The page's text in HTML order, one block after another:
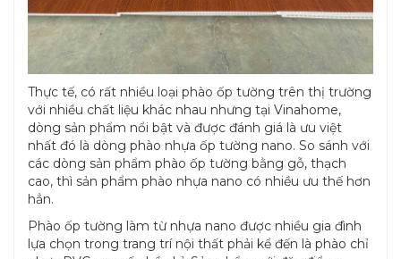
Thực tế, có rất nhiều loại phào ốp tường trên thị trường
với nhiều chất liệu khác nhau nhưng tại Vinahome,
dòng sản phẩm nổi bật và được đánh giá là ưu việt
nhất đó là dòng phào nhựa ốp tường nano. So sánh với
các dòng sản phẩm phào ốp tường bằng gỗ, thạch
cao, thì sản phẩm phào nhựa nano có nhiều ưu thế hơn
hẳn.
Phào ốp tường làm từ nhựa nano được nhiều gia đình
lựa chọn trong trang trí nội thất phải kể đến là phào chỉ